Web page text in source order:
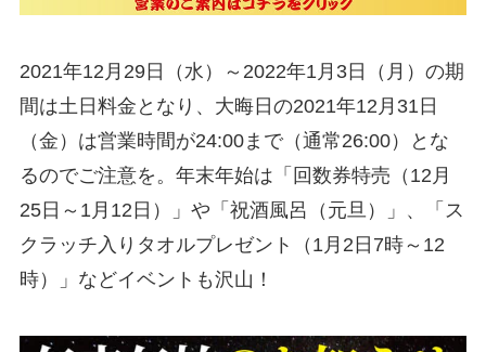
2021年12月29日（水）～2022年1月3日（月）の期
間は土日料金となり、大晦日の2021年12月31日
（金）は営業時間が24:00まで（通常26:00）とな
るのでご注意を。年末年始は「回数券特売（12月
25日～1月12日）」や「祝酒風呂（元旦）」、「ス
クラッチ入りタオルプレゼント（1月2日7時～12
時）」などイベントも沢山！